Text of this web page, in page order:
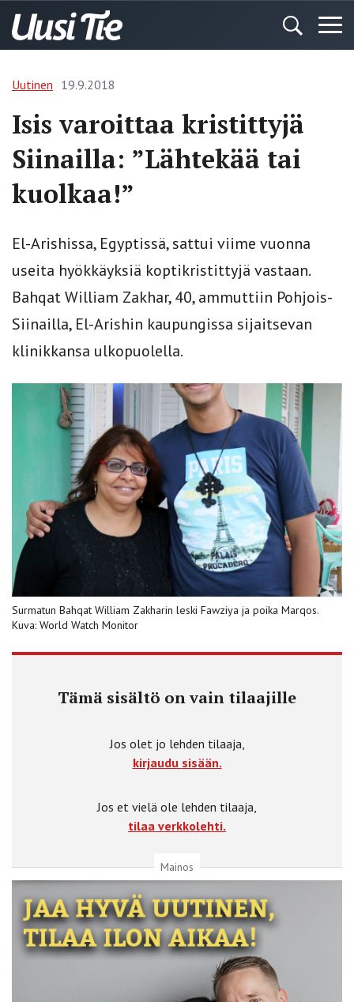
Uutinen 19.9.2018
Isis varoittaa kristittyjä
Siinailla: ”Lähtekää tai
kuolkaa!”
El-Arishissa, Egyptissä, sattui viime vuonna
useita hyökkäyksiä koptikristittyjä vastaan.
Bahqat William Zakhar, 40, ammuttiin Pohjois-
Siinailla, El-Arishin kaupungissa sijaitsevan
klinikkansa ulkopuolella.
Surmatun Bahqat William Zakharin leski Fawziya ja poika Marqos.
Kuva: World Watch Monitor
Tämä sisältö on vain tilaajille
Jos olet jo lehden tilaaja,
kirjaudu sisään.
Jos et vielä ole lehden tilaaja,
tilaa verkkolehti.
Mainos